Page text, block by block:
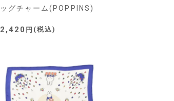
ッグチャーム(POPPINS)
2,420 税込